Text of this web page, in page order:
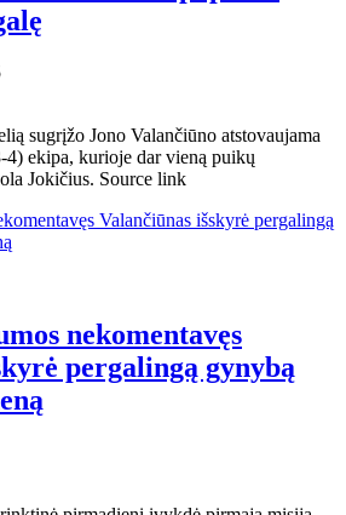
sugrįžo Jono Valančiūno atstovaujama
4) ekipa, kurioje dar vieną puikų
Jokičius. Source link
nekomentavęs
pergalingą gynybą